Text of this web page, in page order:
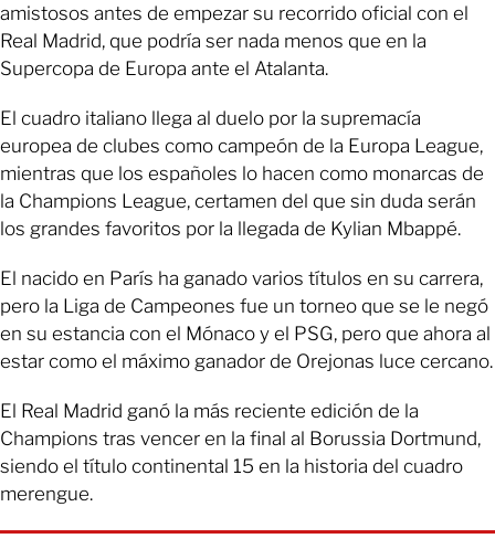
amistosos antes de empezar su recorrido oficial con el
Real Madrid, que podría ser nada menos que en la
Supercopa de Europa ante el Atalanta.
El cuadro italiano llega al duelo por la supremacía
europea de clubes como campeón de la Europa League,
mientras que los españoles lo hacen como monarcas de
la Champions League, certamen del que sin duda serán
los grandes favoritos por la llegada de Kylian Mbappé.
El nacido en París ha ganado varios títulos en su carrera,
pero la Liga de Campeones fue un torneo que se le negó
en su estancia con el Mónaco y el PSG, pero que ahora al
estar como el máximo ganador de Orejonas luce cercano.
El Real Madrid ganó la más reciente edición de la
Champions tras vencer en la final al Borussia Dortmund,
siendo el título continental 15 en la historia del cuadro
merengue.